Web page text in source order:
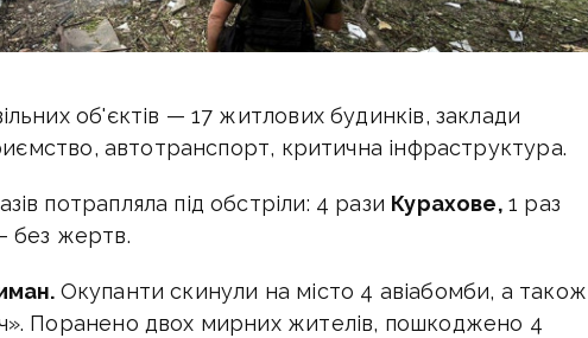
об'єктів — 17 житлових будинків, заклади
автотранспорт, критична інфраструктура.
потрапляла під обстріли: 4 рази Курахове,1 раз
без жертв.
Окупанти скинули на місто 4 авіабомби, а також
Поранено двох мирних жителів, пошкоджено 4